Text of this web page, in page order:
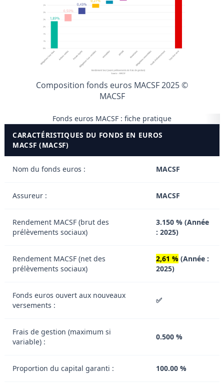
Composition fonds euros MACSF 2025 ©
MACSF
Fonds euros MACSF : fiche pratique
CARACTÉRISTIQUES DU FONDS EN EUROS
MACSF (MACSF)
Nom du fonds euros : MACSF
Assureur : MACSF
Rendement MACSF (brut des
prélèvements sociaux)
3.150 % (Année
: 2025)
Rendement MACSF (net des
prélèvements sociaux)
2,61 % (Année :
2025)
Fonds euros ouvert aux nouveaux
versements :
✅
Frais de gestion (maximum si
variable) :
0.500 %
Proportion du capital garanti : 100.00 %